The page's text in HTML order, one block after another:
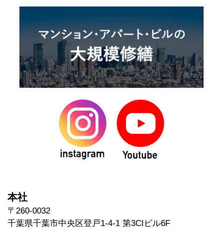
本社
〒260-0032
千葉県千葉市中央区登戸1-4-1 第3CIビル6F